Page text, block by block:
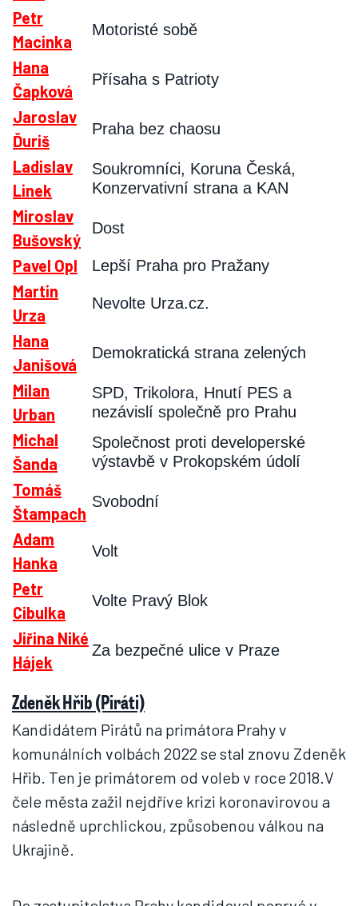
Petr
Macinka
Motoristé sobě
Hana
Čapková
Přísaha s Patrioty
Jaroslav
Ďuriš
Praha bez chaosu
Ladislav
Linek
Soukromníci, Koruna Česká,
Konzervativní strana a KAN
Miroslav
Bušovský
Dost
Pavel Opl Lepší Praha pro Pražany
Martin
Urza
Nevolte Urza.cz.
Hana
Janišová
Demokratická strana zelených
Milan
Urban
SPD, Trikolora, Hnutí PES a
nezávislí společně pro Prahu
Michal
Šanda
Společnost proti developerské
výstavbě v Prokopském údolí
Tomáš
Štampach
Svobodní
Adam
Hanka
Volt
Petr
Cibulka
Volte Pravý Blok
Jiřina Niké
Hájek
Za bezpečné ulice v Praze
Zdeněk Hřib (Piráti)
Kandidátem Pirátů na primátora Prahy v
komunálních volbách 2022 se stal znovu Zdeněk
Hřib. Ten je primátorem od voleb v roce 2018.V
čele města zažil nejdříve krizi koronavirovou a
následně uprchlickou, způsobenou válkou na
Ukrajině.